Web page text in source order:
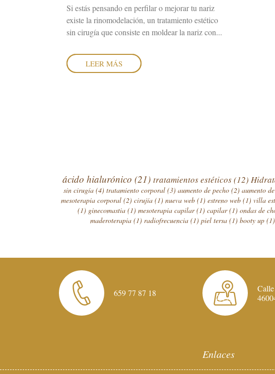
Si estás pensando en perfilar o mejorar tu nariz
existe la rinomodelación, un tratamiento estético
sin cirugía que consiste en moldear la nariz con...
LEER MÁS
ácido hialurónico (21) tratamientos estéticos(12)
sin cirugía (4) tratamiento corporal (3) aumento de pecho (2) aumento
mesoterapia corporal (2) cirujía (1) nueva web (1) estreno web (1) villa
(1) ginecomastia (1) mesoterapia capilar(1) capilar(1) ondas de
maderoterapia (1) radiofrecuencia (1) piel tersa (1) booty up (1)
659 77 87 18
Enlaces